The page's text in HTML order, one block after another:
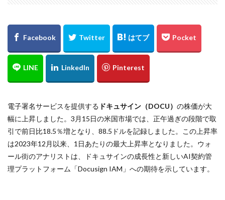
電子署名サービスを提供する ドキュサイン（DOCU） の株価が大
幅に上昇しました。3月15日の米国市場では、正午過ぎの段階で取
引で前日比18.5％増となり、88.5ドルを記録しました。この上昇率
は2023年12月以来、1日あたりの最大上昇率となりました。ウォ
ール街のアナリストは、ドキュサインの成長性と新しいAI契約管
理プラットフォーム「Docusign IAM」への期待を示しています。